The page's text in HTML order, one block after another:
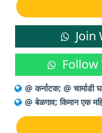
Join
@ कर्नाटक; @ चार्माडी
@ बेळगाव; किमान एक